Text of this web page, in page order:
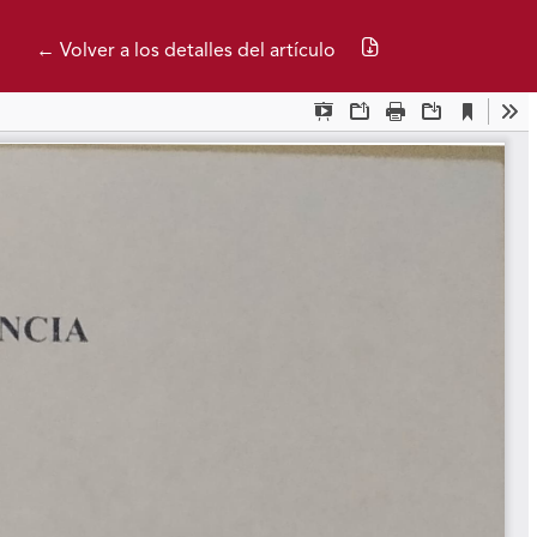
← Volver a los detalles del artículo Descargar PDF